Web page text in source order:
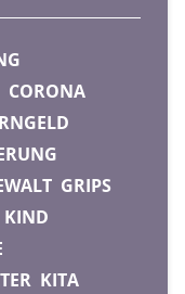
CORONA
GRIPS
KIND
KITA